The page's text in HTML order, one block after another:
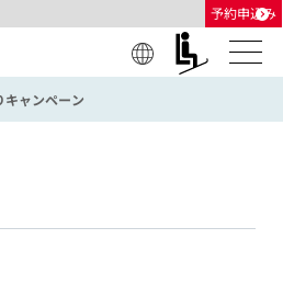
予約申込み
日本
Engl
한글
ภาษ
中国
中國
キャンペーン